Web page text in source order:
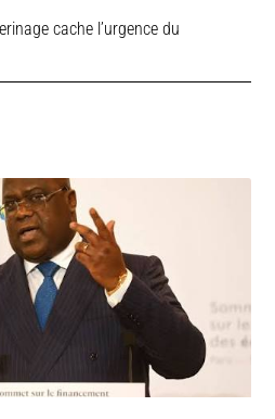
cache l’urgence du